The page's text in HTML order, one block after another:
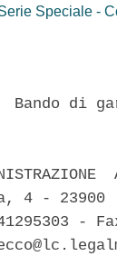
Speciale -
Bando di
4 -